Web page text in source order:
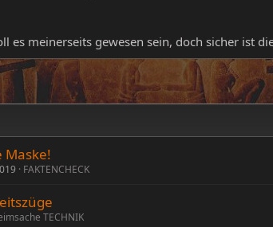
es meinerseits gewesen sein, doch sicher ist
Maske!
FAKTENCHECK
TECHNIK